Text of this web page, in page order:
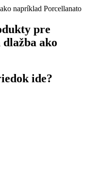
napríklad Porcellanato
pre
dlažba ako
ide?